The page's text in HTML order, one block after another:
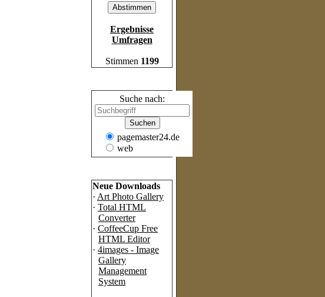
Ergebnisse
Umfragen
Stimmen 1199
Suche nach:
pagemaster24.de
web
Neue Downloads
· Art Photo Gallery
· Total HTML
Converter
· CoffeeCup Free
HTML Editor
· 4images - Image
Gallery
Management
System